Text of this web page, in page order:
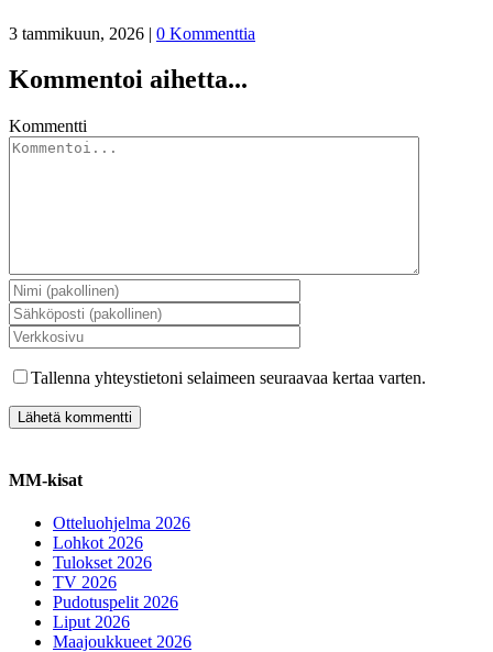
3 tammikuun, 2026 | 0 Kommenttia
Kommentoi aihetta...
Kommentti
Tallenna yhteystietoni selaimeen seuraavaa kertaa varten.
MM-kisat
Otteluohjelma 2026
Lohkot 2026
Tulokset 2026
TV 2026
Pudotuspelit 2026
Liput 2026
Maajoukkueet 2026